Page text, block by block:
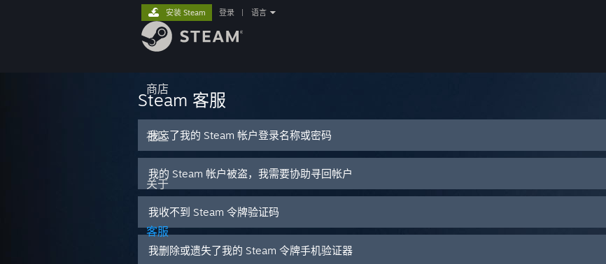
商店
社区
关于
客服
安装 Steam 登录 语言
Steam 客服
我忘了我的 Steam 帐户登录名称或密码
我的 Steam 帐户被盗，我需要协助寻回帐户
我收不到 Steam 令牌验证码
我删除或遗失了我的 Steam 令牌手机验证器